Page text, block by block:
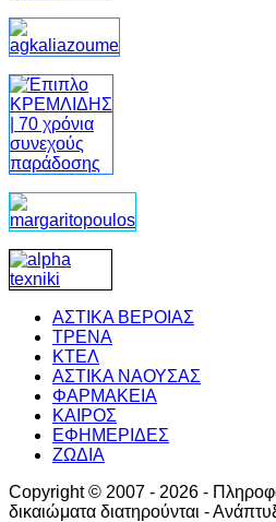
ΑΣΤΙΚΑ ΒΕΡΟΙΑΣ
ΤΡΕΝΑ
ΚΤΕΛ
ΑΣΤΙΚΑ ΝΑΟΥΣΑΣ
ΦΑΡΜΑΚΕΙΑ
ΚΑΙΡΟΣ
ΕΦΗΜΕΡΙΔΕΣ
ΖΩΔΙΑ
Copyright © 2007 - 2026 -
δικαιώματα διατηρούνται -